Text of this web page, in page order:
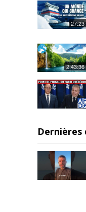
27:23
2:43:36
Dernières